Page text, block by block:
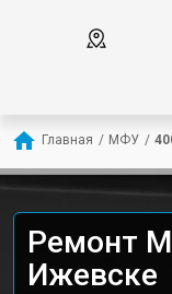
Главная / МФУ /
Ремонт
Ижевске